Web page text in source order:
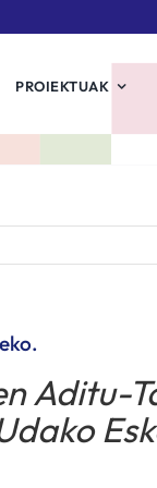
PROIEKTUAK
Aditu-